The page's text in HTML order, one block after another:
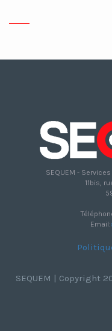
SEQUEM -
11bis,
Email:
SEQUEM | Copyright